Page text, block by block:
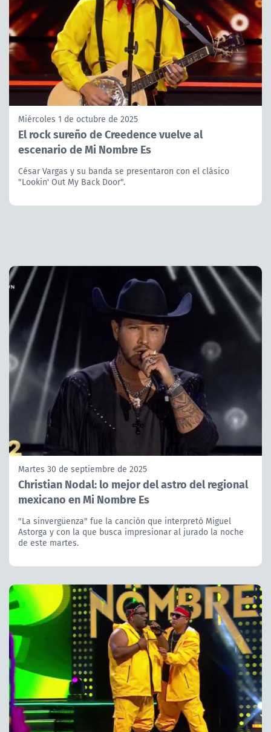
Miércoles 1 de octubre de 2025
El rock sureño de Creedence vuelve al
escenario de Mi Nombre Es
César Vargas y su banda se presentaron con el clásico
"Lookin' Out My Back Door".
Martes 30 de septiembre de 2025
Christian Nodal: lo mejor del astro del regional
mexicano en Mi Nombre Es
"La sinvergüenza" fue la canción que interpretó Miguel
Astorga y con la que busca impresionar al jurado la noche
de este martes.